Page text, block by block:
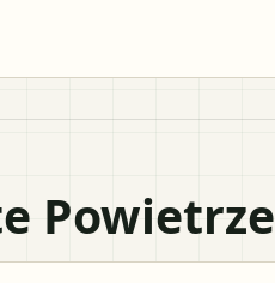
Powietrze